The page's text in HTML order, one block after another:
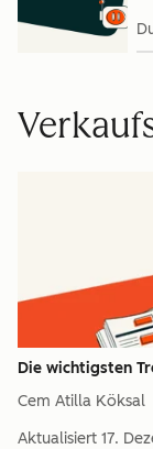
Die wichtigsten
Cem Atilla Köksal
Aktualisiert 17.